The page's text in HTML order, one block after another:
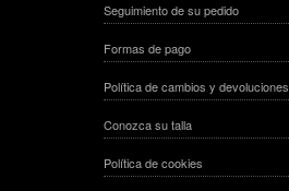
Seguimiento de su pedido
Formas de pago
Política de cambios y devoluciones
Conozca su talla
Política de cookies